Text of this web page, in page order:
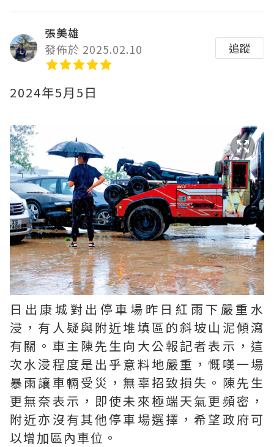
張美雄
發佈於 2025.02.10
追蹤
2024年5月5日
日出康城對出停車場昨日紅雨下嚴重水
浸，有人疑與附近堆填區的斜坡山泥傾瀉
有關。車主陳先生向大公報記者表示，這
次水浸程度是出乎意料地嚴重，慨嘆一場
暴雨讓車輛受災，無辜招致損失。陳先生
更無奈表示，即使未來極端天氣更頻密，
附近亦沒有其他停車場選擇，希望政府可
以增加區內車位。